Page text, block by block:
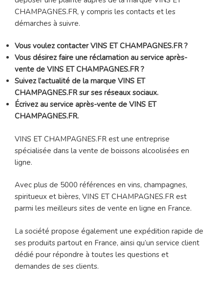
CHAMPAGNES.FR, y compris les contacts et les
démarches à suivre.
Vous voulez contacter VINS ET CHAMPAGNES.FR ?
Vous désirez faire une réclamation au service après-
vente de VINS ET CHAMPAGNES.FR ?
Suivez l’actualité de la marque VINS ET
CHAMPAGNES.FR sur ses réseaux sociaux.
Écrivez au service après-vente de VINS ET
CHAMPAGNES.FR.
VINS ET CHAMPAGNES.FR est une entreprise
spécialisée dans la vente de boissons alcoolisées en
ligne.
Avec plus de 5000 références en vins, champagnes,
spiritueux et bières, VINS ET CHAMPAGNES.FR est
parmi les meilleurs sites de vente en ligne en France.
La société propose également une expédition rapide de
ses produits partout en France, ainsi qu’un service client
dédié pour répondre à toutes les questions et
demandes de ses clients.